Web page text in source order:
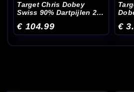
Target Chris Dobey
Swiss 90% Dartpijlen 22-
€ 104.99 €